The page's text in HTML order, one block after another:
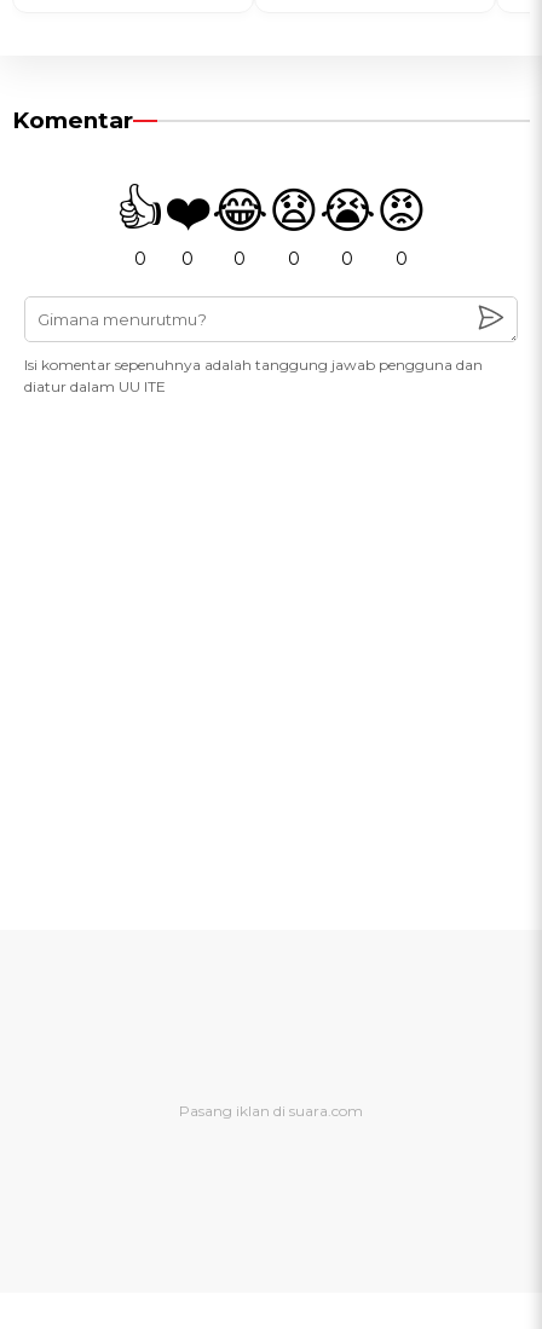
Komentar
👍
0
❤️
0
😂
0
😧
0
😭
0
😡
0
Isi komentar sepenuhnya adalah tanggung jawab pengguna dan
diatur dalam UU ITE